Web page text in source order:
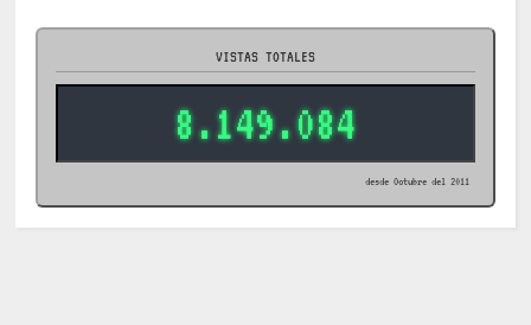
VISTAS TOTALES
8.149.084
desde Octubre del 2011